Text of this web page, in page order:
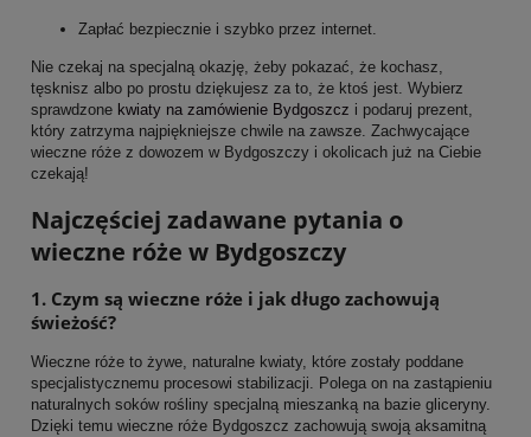
Zapłać bezpiecznie i szybko przez internet.
Nie czekaj na specjalną okazję, żeby pokazać, że kochasz,
tęsknisz albo po prostu dziękujesz za to, że ktoś jest. Wybierz
sprawdzone kwiaty na zamówienie Bydgoszcz i podaruj prezent,
który zatrzyma najpiękniejsze chwile na zawsze. Zachwycające
wieczne róże z dowozem w Bydgoszczy i okolicach już na Ciebie
czekają!
Najczęściej zadawane pytania o
wieczne róże w Bydgoszczy
1. Czym są wieczne róże i jak długo zachowują
świeżość?
Wieczne róże to żywe, naturalne kwiaty, które zostały poddane
specjalistycznemu procesowi stabilizacji. Polega on na zastąpieniu
naturalnych soków rośliny specjalną mieszanką na bazie gliceryny.
Dzięki temu wieczne róże Bydgoszcz zachowują swoją aksamitną